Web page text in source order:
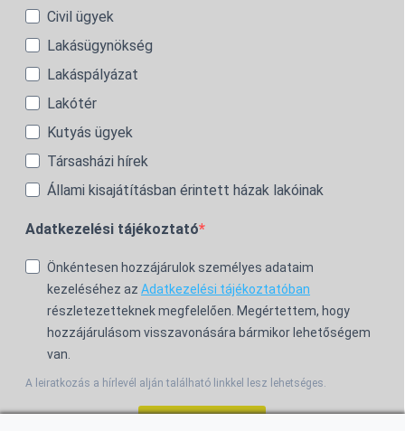
Civil ügyek
Lakásügynökség
Lakáspályázat
Lakótér
Kutyás ügyek
Társasházi hírek
Állami kisajátításban érintett házak lakóinak
Adatkezelési tájékoztató
Önkéntesen hozzájárulok személyes adataim
kezeléséhez az Adatkezelési tájékoztatóban
részletezetteknek megfelelően. Megértettem, hogy
hozzájárulásom visszavonására bármikor lehetőségem
van.
A leiratkozás a hírlevél alján található linkkel lesz lehetséges.